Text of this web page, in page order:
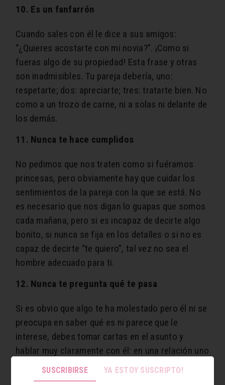
10. Es un fanfarrón
Cuando sales con él le dice a sus amigos:
“¿Quieres acostarte con mi novia?”. ¡Como si
fueras algo de su propiedad! Esta frase y otras
son inadmisibles. Tu pareja debería, uno:
respetarte; dos: apreciarte; tres: tratarte bien. No
como a un trozo de carne, ni a solas ni delante de
los demás.
11. Nunca te hace cumplidos
No pedimos que nos traten como si fuéramos
princesas, pero obviamente hay que cuidar los
sentimientos de la pareja con la que se está. No
es necesario que nos digan lo guapas que somos
cada mañana, pero si es incapaz de decirte algo
bonito, si nunca se fija en los detalles o si no es
capaz de decirte “te quiero”, tal vez no sea el
hombre adecuado para ti.
12. Nunca te pregunta qué te pasa
Si es obvio que algo te ha molestado pero él ni se
preocupa en saber qué es ni parece que le
interese, debes tomar cartas en el asunto y
hablar muy claramente con él: en una relación uno
debe preocuparse por su pareja, hablar con ella y
resolver los problemas de una forma civilizada. Si
SUSCRIBIRSE YA ESTOY SUSCRIPTO!